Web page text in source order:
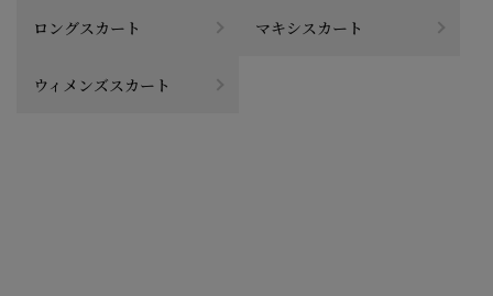
ロングスカート マキシスカート
ウィメンズスカート